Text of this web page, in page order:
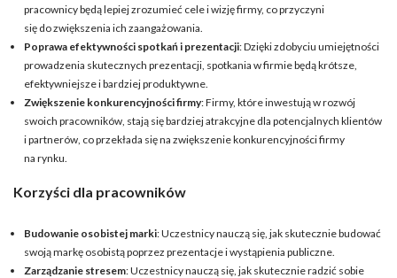
pracownicy będą lepiej zrozumieć cele i wizję firmy, co przyczyni
się do zwiększenia ich zaangażowania.
Poprawa efektywności spotkań i prezentacji: Dzięki zdobyciu umiejętności
prowadzenia skutecznych prezentacji, spotkania w firmie będą krótsze,
efektywniejsze i bardziej produktywne.
Zwiększenie konkurencyjności firmy: Firmy, które inwestują w rozwój
swoich pracowników, stają się bardziej atrakcyjne dla potencjalnych klientów
i partnerów, co przekłada się na zwiększenie konkurencyjności firmy
na rynku.
Korzyści dla pracowników
Budowanie osobistej marki: Uczestnicy nauczą się, jak skutecznie budować
swoją markę osobistą poprzez prezentacje i wystąpienia publiczne.
Zarządzanie stresem: Uczestnicy nauczą się, jak skutecznie radzić sobie